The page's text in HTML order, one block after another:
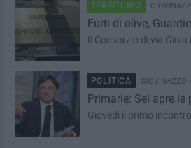
TERRITORIO
Furti di olive,
Il Consorzio di via
POLITICA GIOVINAZZO
Primarie: Sel apre
Giovedì il primo incontro